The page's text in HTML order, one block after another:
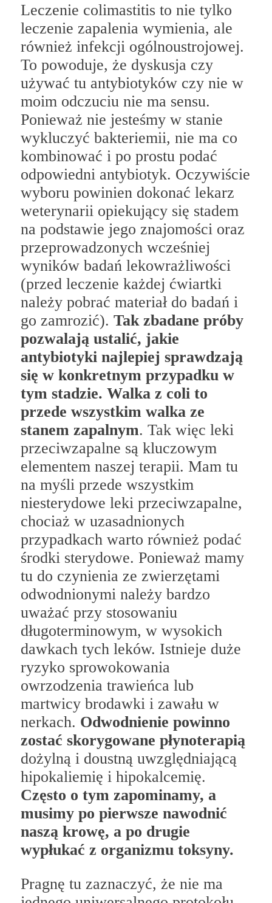
Leczenie colimastitis to nie tylko
leczenie zapalenia wymienia, ale
również infekcji ogólnoustrojowej.
To powoduje, że dyskusja czy
używać tu antybiotyków czy nie w
moim odczuciu nie ma sensu.
Ponieważ nie jesteśmy w stanie
wykluczyć bakteriemii, nie ma co
kombinować i po prostu podać
odpowiedni antybiotyk. Oczywiście
wyboru powinien dokonać lekarz
weterynarii opiekujący się stadem
na podstawie jego znajomości oraz
przeprowadzonych wcześniej
wyników badań lekowrażliwości
(przed leczenie każdej ćwiartki
należy pobrać materiał do badań i
go zamrozić). Tak zbadane próby
pozwalają ustalić, jakie
antybiotyki najlepiej sprawdzają
się w konkretnym przypadku w
tym stadzie. Walka z coli to
przede wszystkim walka ze
stanem zapalnym. Tak więc leki
przeciwzapalne są kluczowym
elementem naszej terapii. Mam tu
na myśli przede wszystkim
niesterydowe leki przeciwzapalne,
chociaż w uzasadnionych
przypadkach warto również podać
środki sterydowe. Ponieważ mamy
tu do czynienia ze zwierzętami
odwodnionymi należy bardzo
uważać przy stosowaniu
długoterminowym, w wysokich
dawkach tych leków. Istnieje duże
ryzyko sprowokowania
owrzodzenia trawieńca lub
martwicy brodawki i zawału w
nerkach. Odwodnienie powinno
zostać skorygowane płynoterapią
dożylną i doustną uwzględniającą
hipokaliemię i hipokalcemię.
Często o tym zapominamy, a
musimy po pierwsze nawodnić
naszą krowę, a po drugie
wypłukać z organizmu toksyny.
Pragnę tu zaznaczyć, że nie ma